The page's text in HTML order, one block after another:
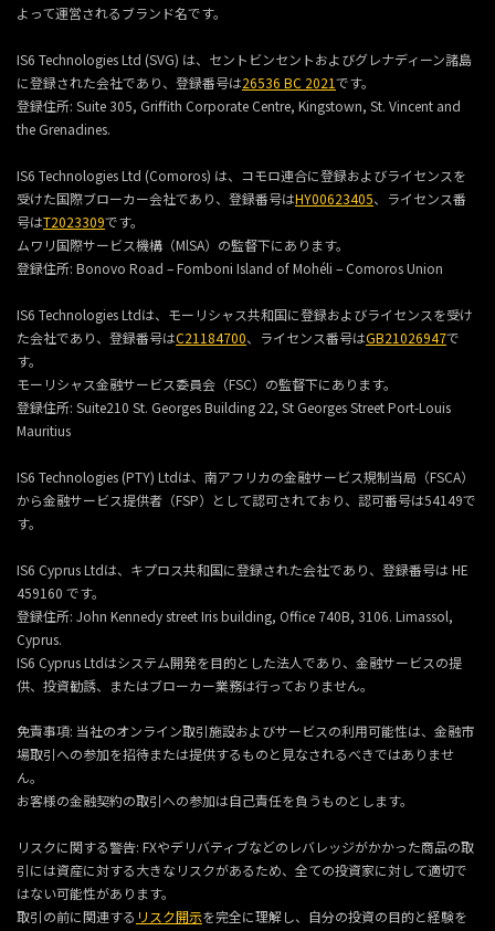
よって運営されるブランド名です。
IS6 Technologies Ltd (SVG) は、セントビンセントおよびグレナディーン諸島
に登録された会社であり、登録番号は26536 BC 2021です。
登録住所: Suite 305, Griffith Corporate Centre, Kingstown, St. Vincent and
the Grenadines.
IS6 Technologies Ltd (Comoros) は、コモロ連合に登録およびライセンスを
受けた国際ブローカー会社であり、登録番号はHY00623405、ライセンス番
号はT2023309です。
ムワリ国際サービス機構（MlSA）の監督下にあります。
登録住所: Bonovo Road – Fomboni Island of Mohéli – Comoros Union
IS6 Technologies Ltdは、モーリシャス共和国に登録およびライセンスを受け
た会社であり、登録番号はC21184700、ライセンス番号はGB21026947で
す。
モーリシャス金融サービス委員会（FSC）の監督下にあります。
登録住所: Suite210 St. Georges Building 22, St Georges Street Port-Louis
Mauritius
IS6 Technologies (PTY) Ltdは、南アフリカの金融サービス規制当局（FSCA）
から金融サービス提供者（FSP）として認可されており、認可番号は54149で
す。
IS6 Cyprus Ltdは、キプロス共和国に登録された会社であり、登録番号は HE
459160 です。
登録住所: John Kennedy street Iris building, Office 740B, 3106. Limassol,
Cyprus.
IS6 Cyprus Ltdはシステム開発を目的とした法人であり、金融サービスの提
供、投資勧誘、またはブローカー業務は行っておりません。
免責事項: 当社のオンライン取引施設およびサービスの利用可能性は、金融市
場取引への参加を招待または提供するものと見なされるべきではありませ
ん。
お客様の金融契約の取引への参加は自己責任を負うものとします。
リスクに関する警告: FXやデリバティブなどのレバレッジがかかった商品の取
引には資産に対する大きなリスクがあるため、全ての投資家に対して適切で
はない可能性があります。
取引の前に関連する リスク開示を完全に理解し、自分の投資の目的と経験を